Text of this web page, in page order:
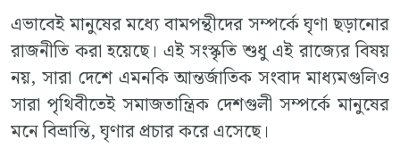
এভাবেই মানুষের মধ্যে বামপন্থীদের সম্পর্কে ঘৃণা ছড়ানোর
রাজনীতি করা হয়েছে। এই সংস্কৃতি শুধু এই রাজ্যের বিষয়
নয়, সারা দেশে এমনকি আন্তর্জাতিক সংবাদ মাধ্যমগুলিও
সারা পৃথিবীতেই সমাজতান্ত্রিক দেশগুলী সম্পর্কে মানুষের
মনে বিভ্রান্তি, ঘৃণার প্রচার করে এসেছে।